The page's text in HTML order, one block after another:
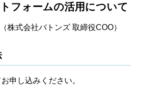
フォームの活用について
式会社バトンズ 取締役COO）
申し込みください。